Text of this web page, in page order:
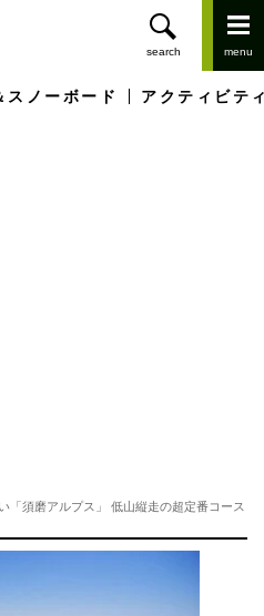
スノーボード アクティビテ
「須磨アルプス」 低山縦走の超定番コース